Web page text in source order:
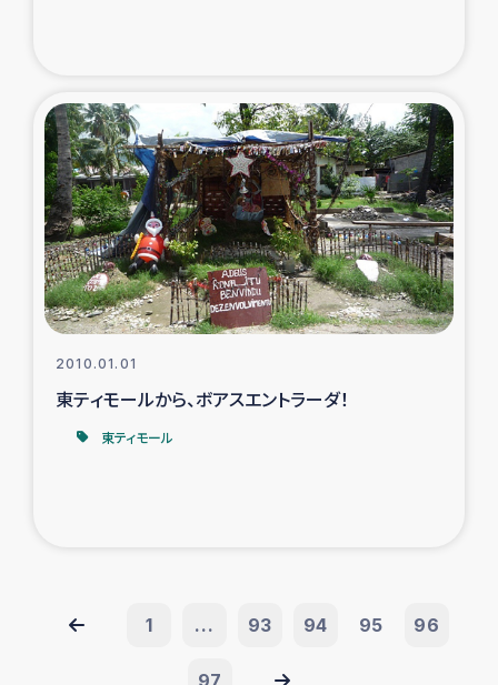
2010.01.01
東ティモールから、ボアスエントラーダ！
東ティモール
1 ... 93 94 95 96